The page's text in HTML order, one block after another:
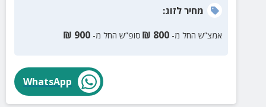
מחירלזוג:
אמצ”ש החל מ- 800
₪ סופ”ש החל מ- 900
₪
WhatsApp